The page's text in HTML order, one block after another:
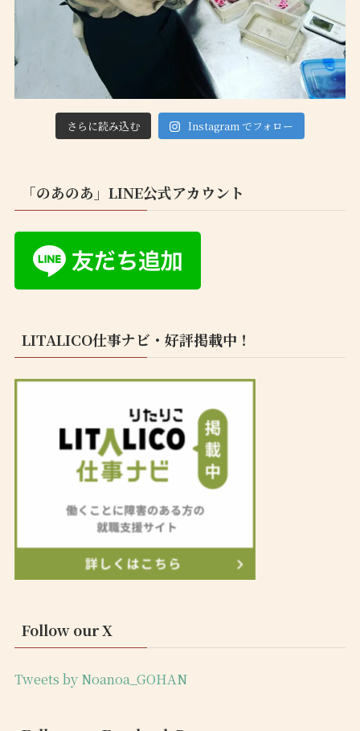
さらに読み込む Instagram でフォロー
「のあのあ」LINE公式アカウント
LITALICO仕事ナビ・好評掲載中！
Follow our X
Tweets by Noanoa_GOHAN